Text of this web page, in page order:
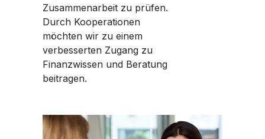
Zusammenarbeit zu prüfen.
Durch Kooperationen
möchten wir zu einem
verbesserten Zugang zu
Finanzwissen und Beratung
beitragen.